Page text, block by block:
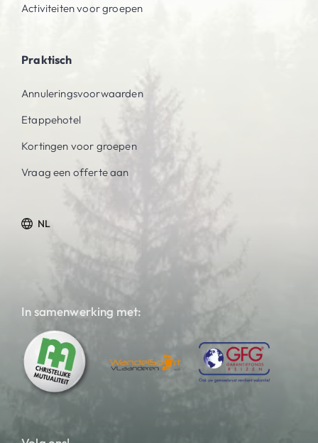
Activiteiten voor groepen
Praktisch
Annuleringsvoorwaarden
Etappehotel
Kortingen voor groepen
Vraag een offerte aan
NL
In samenwerking met: